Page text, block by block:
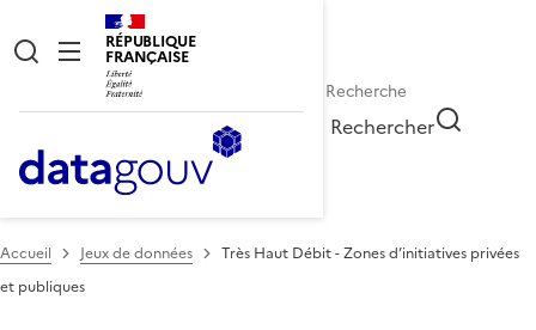
RÉPUBLIQUE
FRANÇAISE
Rechercher
Accueil Jeux de données
Très Haut Débit - Zones d’initiatives privées
et publiques